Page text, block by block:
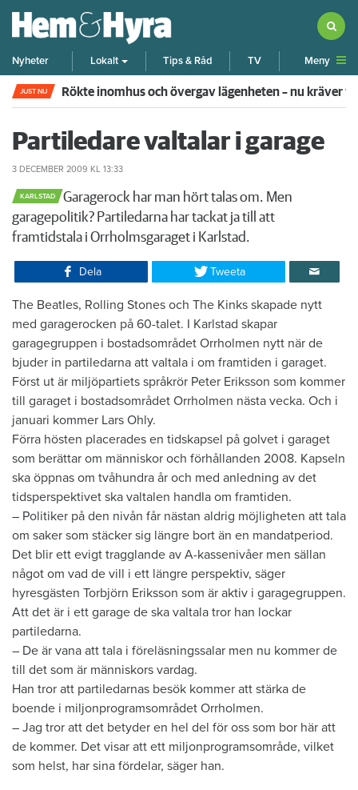
Nyheter Lokalt Tips & Råd TV Meny
JUST NU Rökte inomhus och övergav lägenheten – nu kräver
Partiledare valtalar i garage
3 DECEMBER 2009 KL 13:33
KARLSTAD
​Garagerock har man hört talas om. Men
garagepolitik? Partiledarna har tackat ja till att
framtidstala i Orrholmsgaraget i Karlstad.
Dela Tweeta
​The Beatles, Rolling Stones och The Kinks skapade nytt
med garagerocken på 60-talet. I Karlstad skapar
garagegruppen i bostadsområdet Orrholmen nytt när de
bjuder in partiledarna att valtala i om framtiden i garaget.
Först ut är miljöpartiets språkrör Peter Eriksson som kommer
till garaget i bostadsområdet Orrholmen nästa vecka. Och i
januari kommer Lars Ohly.
Förra hösten placerades en tidskapsel på golvet i garaget
som berättar om människor och förhållanden 2008. Kapseln
ska öppnas om tvåhundra år och med anledning av det
tidsperspektivet ska valtalen handla om framtiden.
– Politiker på den nivån får nästan aldrig möjligheten att tala
om saker som stäcker sig längre bort än en mandatperiod.
Det blir ett evigt tragglande av A-kassenivåer men sällan
något om vad de vill i ett längre perspektiv, säger
hyresgästen Torbjörn Eriksson som är aktiv i garagegruppen.
Att det är i ett garage de ska valtala tror han lockar
partiledarna.
– De är vana att tala i föreläsningssalar men nu kommer de
till det som är människors vardag.
Han tror att partiledarnas besök kommer att stärka de
boende i miljonprogramsområdet Orrholmen.
– Jag tror att det betyder en hel del för oss som bor här att
de kommer. Det visar att ett miljonprogramsområde, vilket
som helst, har sina fördelar, säger han.